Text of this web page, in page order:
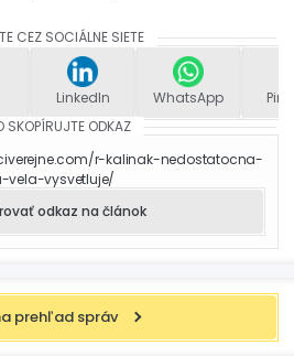
CEZ SOCIÁLNE SIETE
LinkedIn WhatsApp
SKOPÍRUJTE ODKAZ
r-kalinak-nedostatocna-
vela-vysvetluje/
odkaz na článok
prehľad správ